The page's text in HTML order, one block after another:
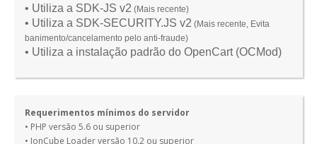
• Utiliza a SDK-JS v2 (Mais recente)
• Utiliza a SDK-SECURITY.JS v2 (Mais recente, Evita
banimento/cancelamento pelo anti-fraude)
• Utiliza a instalação padrão do OpenCart (OCMod)
Requerimentos mínimos do servidor
• PHP versão 5.6 ou superior
• IonCube Loader versão 10.2 ou superior